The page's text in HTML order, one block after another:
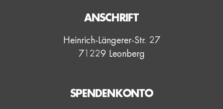
ANSCHRIFT
Heinrich-Längerer-Str. 27
71229 Leonberg
SPENDENKONTO